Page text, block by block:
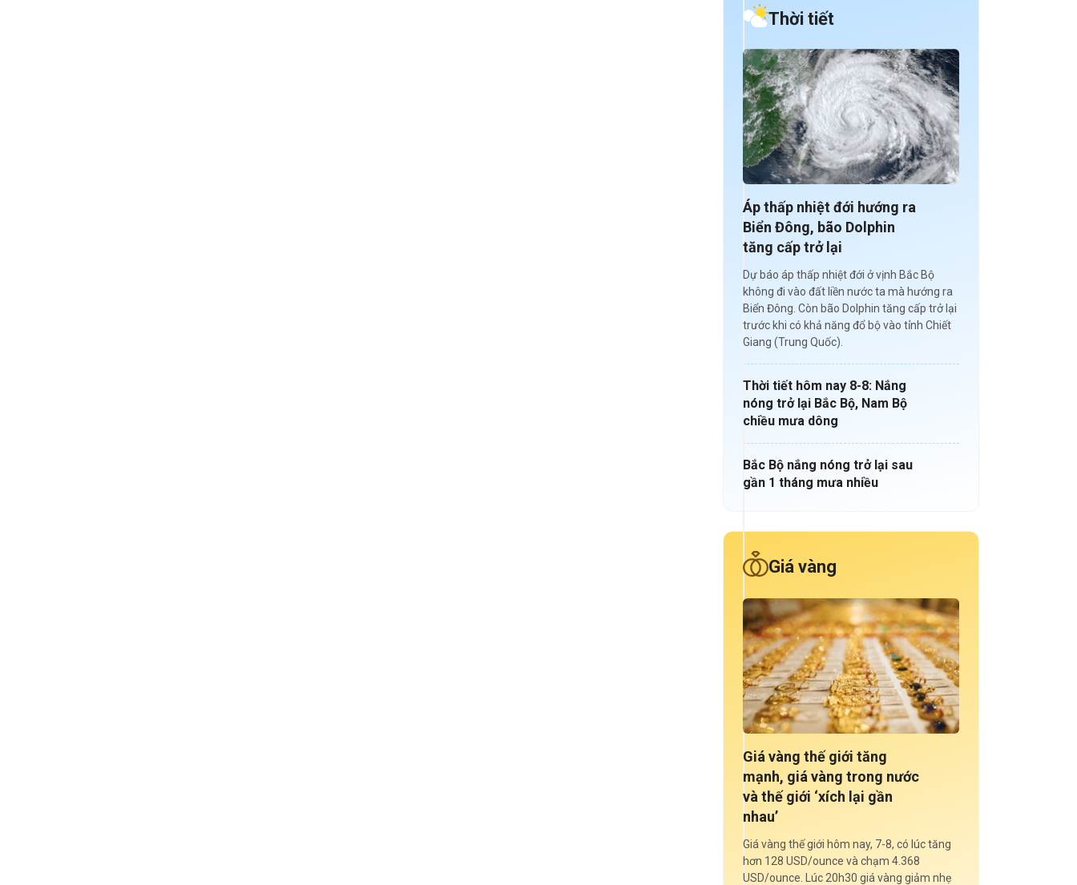
Thời tiết
Áp thấp nhiệt đới hướng ra
Biển Đông, bão Dolphin
tăng cấp trở lại
Dự báo áp thấp nhiệt đới ở vịnh Bắc Bộ
không đi vào đất liền nước ta mà hướng ra
Biển Đông. Còn bão Dolphin tăng cấp trở lại
trước khi có khả năng đổ bộ vào tỉnh Chiết
Giang (Trung Quốc).
Thời tiết hôm nay 8-8: Nắng
nóng trở lại Bắc Bộ, Nam Bộ
chiều mưa dông
Bắc Bộ nắng nóng trở lại sau
gần 1 tháng mưa nhiều
Giá vàng
Giá vàng thế giới tăng
mạnh, giá vàng trong nước
và thế giới ‘xích lại gần
nhau’
Giá vàng thế giới hôm nay, 7-8, có lúc tăng
hơn 128 USD/ounce và chạm 4.368
USD/ounce. Lúc 20h30 giá vàng giảm nhẹ